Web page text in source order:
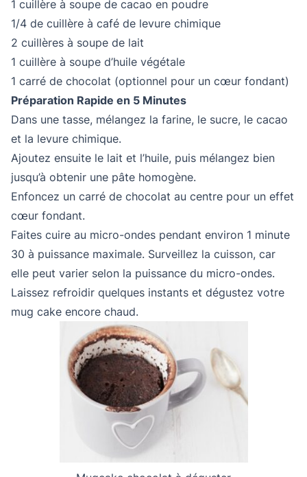
1 cuillère à soupe de cacao en poudre
1/4 de cuillère à café de levure chimique
2 cuillères à soupe de lait
1 cuillère à soupe d’huile végétale
1 carré de chocolat (optionnel pour un cœur fondant)
Préparation Rapide en 5 Minutes
Dans une tasse, mélangez la farine, le sucre, le cacao
et la levure chimique.
Ajoutez ensuite le lait et l’huile, puis mélangez bien
jusqu’à obtenir une pâte homogène.
Enfoncez un carré de chocolat au centre pour un effet
cœur fondant.
Faites cuire au micro-ondes pendant environ 1 minute
30 à puissance maximale. Surveillez la cuisson, car
elle peut varier selon la puissance du micro-ondes.
Laissez refroidir quelques instants et dégustez votre
mug cake encore chaud.